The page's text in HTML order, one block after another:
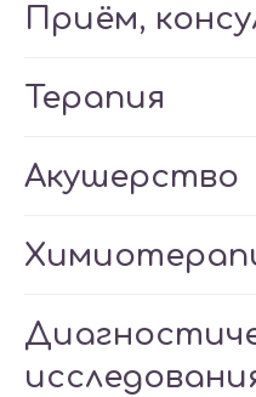
Приём,
Терапия
Акушерство